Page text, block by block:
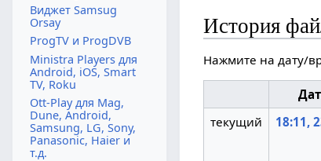
История
Нажмите на дату/
текущий
18:11,
Виджет Samsug
Orsay
ProgTV и ProgDVB
Ministra Players для
Android, iOS, Smart
TV, Roku
Ott-Play для Mag,
Dune, Android,
Samsung, LG, Sony,
Panasonic, Haier и
т.д.